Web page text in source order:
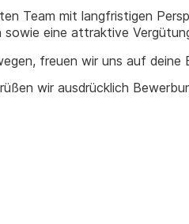
Team mit langfristigen
sowie eine attraktive
freuen wir uns auf deine
wir ausdrücklich